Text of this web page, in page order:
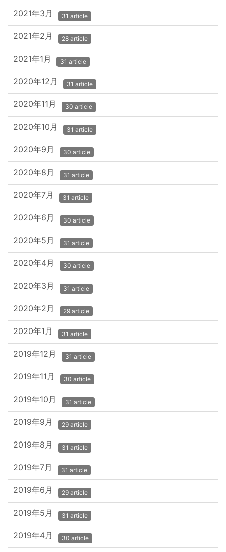
2021年3月 31 article
2021年2月 28 article
2021年1月 31 article
2020年12月 31 article
2020年11月 30 article
2020年10月 31 article
2020年9月 30 article
2020年8月 31 article
2020年7月 31 article
2020年6月 30 article
2020年5月 31 article
2020年4月 30 article
2020年3月 31 article
2020年2月 29 article
2020年1月 31 article
2019年12月 31 article
2019年11月 30 article
2019年10月 31 article
2019年9月 29 article
2019年8月 31 article
2019年7月 31 article
2019年6月 29 article
2019年5月 31 article
2019年4月 30 article